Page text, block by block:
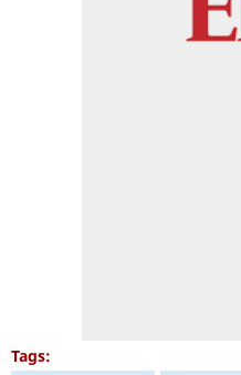
Tags: